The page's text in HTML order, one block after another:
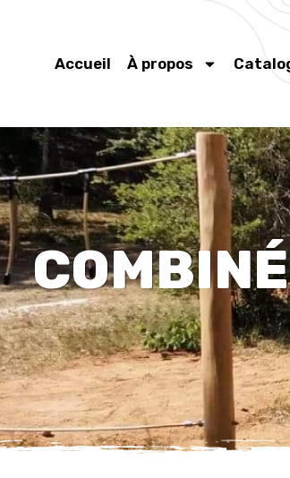
Accueil À propos